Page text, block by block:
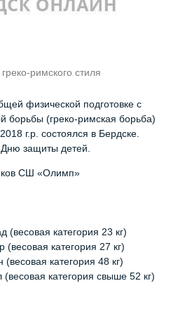
римского стиля
физической подготовке с
борьбы (греко-римская борьба)
г.р. состоялся в Бердске.
защиты детей.
СШ «Олимп»
(весовая категория 23 кг)
(весовая категория 27 кг)
категория 48 кг)
категория свыше 52 кг)